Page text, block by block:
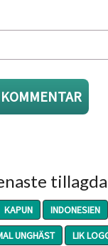
KAPUN INDONESIEN
UNGHÄST LIK